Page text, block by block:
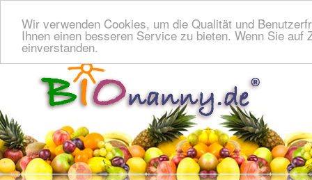
Wir verwenden Cookies, um die Qualität und
Ihnen einen besseren Service zu bieten. Wenn Sie
einverstanden.